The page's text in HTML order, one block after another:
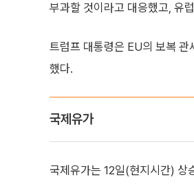
부과할 것이라고 대응했고, 유
트럼프 대통령은 EU의 보복 관
했다.
국제유가
국제유가는 12일(현지시간) 상